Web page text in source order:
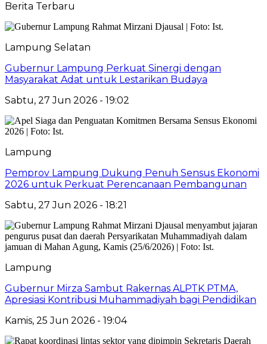
Berita Terbaru
Lampung Selatan
Gubernur Lampung Perkuat Sinergi dengan
Masyarakat Adat untuk Lestarikan Budaya
Sabtu, 27 Jun 2026 - 19:02
Lampung
Pemprov Lampung Dukung Penuh Sensus Ekonomi
2026 untuk Perkuat Perencanaan Pembangunan
Sabtu, 27 Jun 2026 - 18:21
Lampung
Gubernur Mirza Sambut Rakernas ALPTK PTMA,
Apresiasi Kontribusi Muhammadiyah bagi Pendidikan
Kamis, 25 Jun 2026 - 19:04